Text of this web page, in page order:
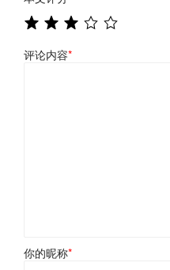
评论内容*
你的昵称*